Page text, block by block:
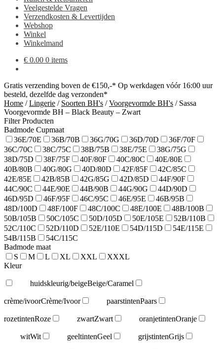
Veelgestelde Vragen
Verzendkosten & Levertijden
Webshop
Winkel
Winkelmand
€ 0.00 0 items
Gratis verzending boven de €150,-* Op werkdagen vóór 16:00 uur
besteld, dezelfde dag verzonden*
Home /Lingerie / Soorten BH's /Voorgevormde BH's / Sassa
Voorgevormde BH – Black Beauty – Zwart
Filter Producten
Badmode Cupmaat
36E/70E
36B/70B 36G/70G 36D/70D
36F/70F
36C/70C
38C/75C 38B/75B 38E/75E
38G/75G
38D/75D
38F/75F 40F/80F 40C/80C
40E/80E
40B/80B
40G/80G 40D/80D 42F/85F
42C/85C
42E/85E
42B/85B 42G/85G 42D/85D
44F/90F
44C/90C
44E/90E 44B/90B 44G/90G
44D/90D
46D/95D
46F/95F 46C/95C 46E/95E
46B/95B
48D/100D
48F/100F 48C/100C 48E/100E
48B/100B
50B/105B
50C/105C 50D/105D 50E/105E
52B/110B
52C/110C
52D/110D 52E/110E 54D/115D
54E/115E
54B/115B
54C/115C
Badmode maat
S
M L XL XXL
XXXL
Kleur
huidskleurig/beigeBeige/Caramel
crème/ivoorCrème/Ivoor paarstintenPaars
rozetintenRoze zwartZwart oranjetintenOranje
witWit geeltintenGeel grijstintenGrijs